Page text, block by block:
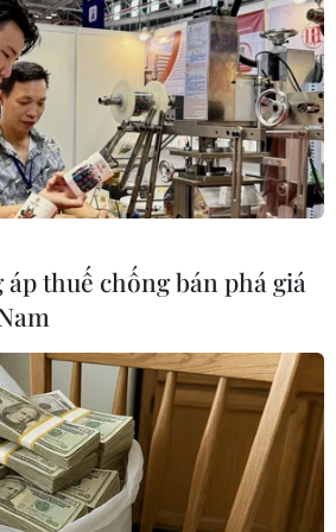
(TTXVN/Vietnam+)
#Tổng thống đắc cử Joe Biden
#nới lỏng tiền tệ
thuế chống bán phá giá